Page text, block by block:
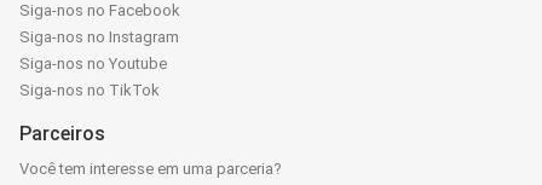
Siga-nos no Facebook
Siga-nos no Instagram
Siga-nos no Youtube
Siga-nos no TikTok
Parceiros
Você tem interesse em uma parceria?